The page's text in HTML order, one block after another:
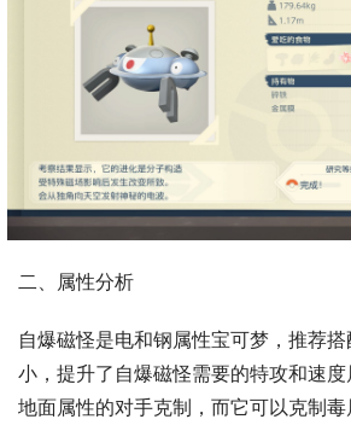
二、属性分析
自爆磁怪是电和钢属性宝可梦，推荐
小，提升了自爆磁怪需要的特攻和速
地面属性的对手克制，而它可以克制